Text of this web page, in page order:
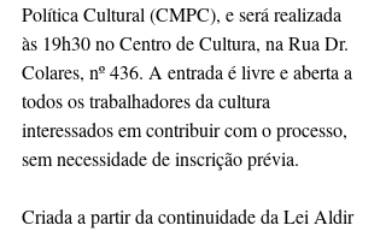
Política Cultural (CMPC), e será realizada
às 19h30 no Centro de Cultura, na Rua Dr.
Colares, nº 436. A entrada é livre e aberta a
todos os trabalhadores da cultura
interessados em contribuir com o processo,
sem necessidade de inscrição prévia.
Criada a partir da continuidade da Lei Aldir